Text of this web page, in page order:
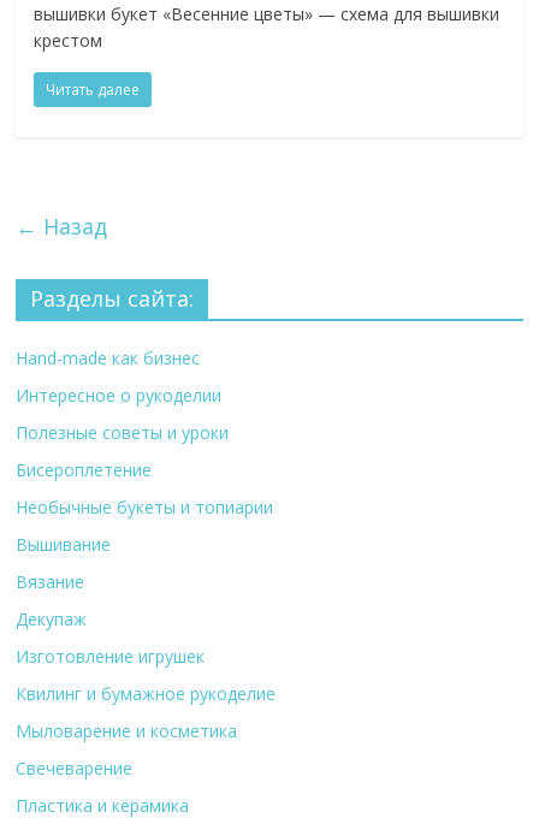
вышивки букет «Весенние цветы» — схема для вышивки
крестом
Читать далее
← Назад
Разделы сайта:
Hand-made как бизнес
Интересное о рукоделии
Полезные советы и уроки
Бисероплетение
Необычные букеты и топиарии
Вышивание
Вязание
Декупаж
Изготовление игрушек
Квилинг и бумажное рукоделие
Мыловарение и косметика
Свечеварение
Пластика и керамика